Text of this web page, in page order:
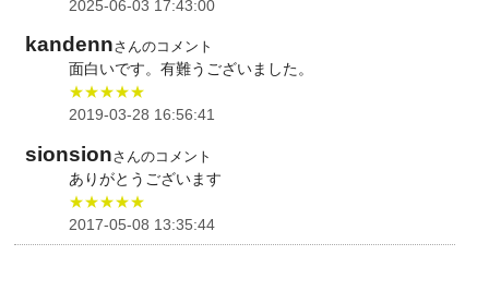
2025-06-03 17:43:00
kandennさんのコメント
面白いです。有難うございました。
★★★★★
2019-03-28 16:56:41
sionsionさんのコメント
ありがとうございます
★★★★★
2017-05-08 13:35:44